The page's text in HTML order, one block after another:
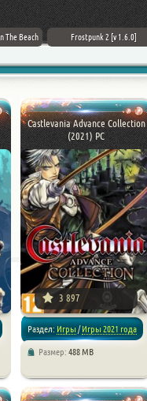
Frostpunk 2 [v 1.6.0]
Castlevania Advance Collection
(2021) PC
3 897
Раздел: Игры/Игры 2021 года
Размер: 488 MB